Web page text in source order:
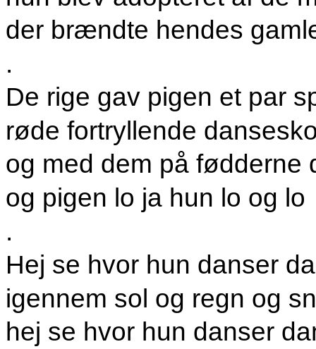
der brændte hendes
.
De rige gav pigen et par
røde fortryllende
og med dem på fødderne
og pigen lo ja hun lo og lo
.
Hej se hvor hun danser
igennem sol og regn og
hej se hvor hun danser